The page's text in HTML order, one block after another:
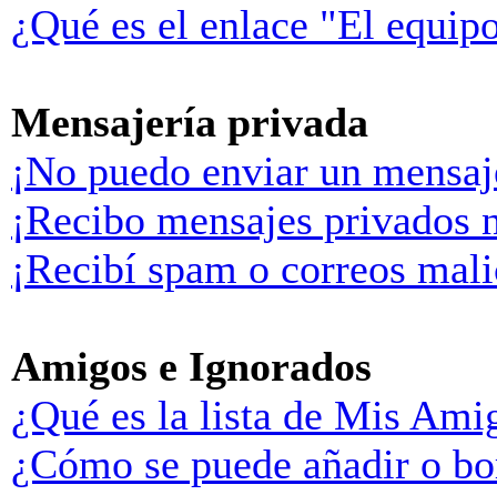
¿Qué es el enlace "El
Mensajería privada
¡No puedo enviar un
¡Recibo mensajes privados
¡Recibí spam o correos
Amigos e Ignorados
¿Qué es la lista de Mis
¿Cómo se puede añadir o